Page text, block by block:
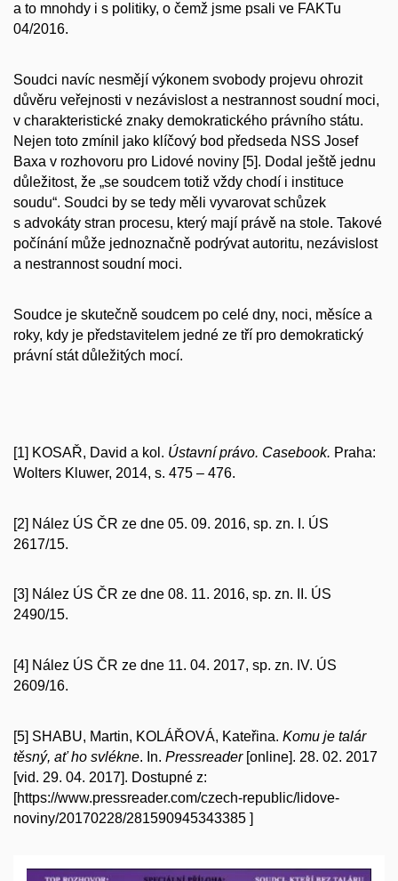
a to mnohdy i s politiky, o čemž jsme psali ve FAKTu
04/2016.
Soudci navíc nesmějí výkonem svobody projevu ohrozit
důvěru veřejnosti v nezávislost a nestrannost soudní moci,
v charakteristické znaky demokratického právního státu.
Nejen toto zmínil jako klíčový bod předseda NSS Josef
Baxa v rozhovoru pro Lidové noviny [5]. Dodal ještě jednu
důležitost, že „se soudcem totiž vždy chodí i instituce
soudu“. Soudci by se tedy měli vyvarovat schůzek
s advokáty stran procesu, který mají právě na stole. Takové
počínání může jednoznačně podrývat autoritu, nezávislost
a nestrannost soudní moci.
Soudce je skutečně soudcem po celé dny, noci, měsíce a
roky, kdy je představitelem jedné ze tří pro demokratický
právní stát důležitých mocí.
[1] KOSAŘ, David a kol. Ústavní právo. Casebook. Praha:
Wolters Kluwer, 2014, s. 475 – 476.
[2] Nález ÚS ČR ze dne 05. 09. 2016, sp. zn. I. ÚS
2617/15.
[3] Nález ÚS ČR ze dne 08. 11. 2016, sp. zn. II. ÚS
2490/15.
[4] Nález ÚS ČR ze dne 11. 04. 2017, sp. zn. IV. ÚS
2609/16.
[5] SHABU, Martin, KOLÁŘOVÁ, Kateřina. Komu je talár
těsný, ať ho svlékne. In. Pressreader[online]. 28. 02. 2017
[vid. 29. 04. 2017]. Dostupné z:
[https://www.pressreader.com/czech-republic/lidove-
noviny/20170228/281590945343385 ]